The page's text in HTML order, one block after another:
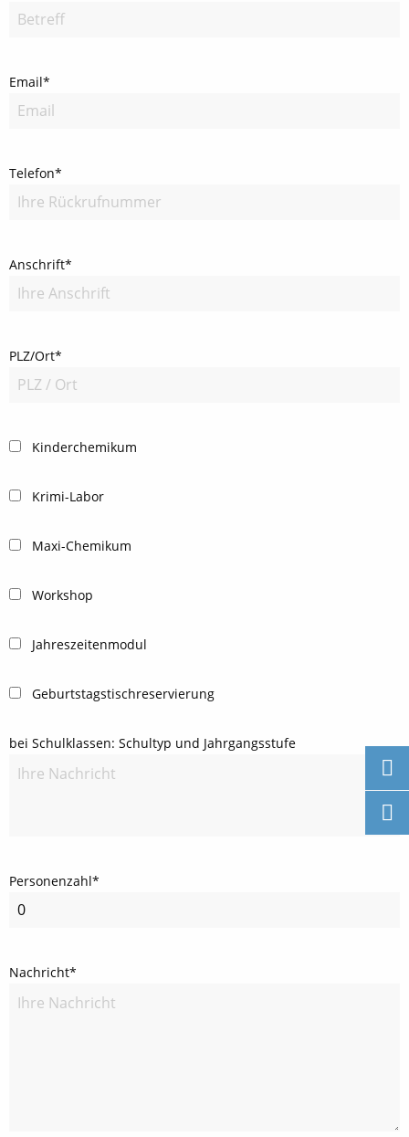
Email*
Telefon*
Anschrift*
PLZ/Ort*
Kinderchemikum
Krimi-Labor
Maxi-Chemikum
Workshop
Jahreszeitenmodul
Geburtstagstischreservierung
bei Schulklassen: Schultyp und Jahrgangsstufe
Personenzahl*
Nachricht*